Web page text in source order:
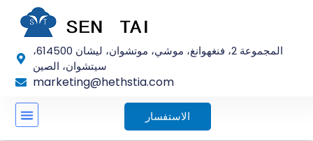
المجموعة 2، فنغهوانغ، موشي، موتشوان، ليشان 614500،
سيتشوان، الصين
marketing@hethstia.com
الاستفسار